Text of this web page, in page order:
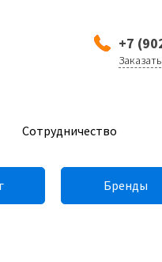
+7
Сотрудничество
Бренды